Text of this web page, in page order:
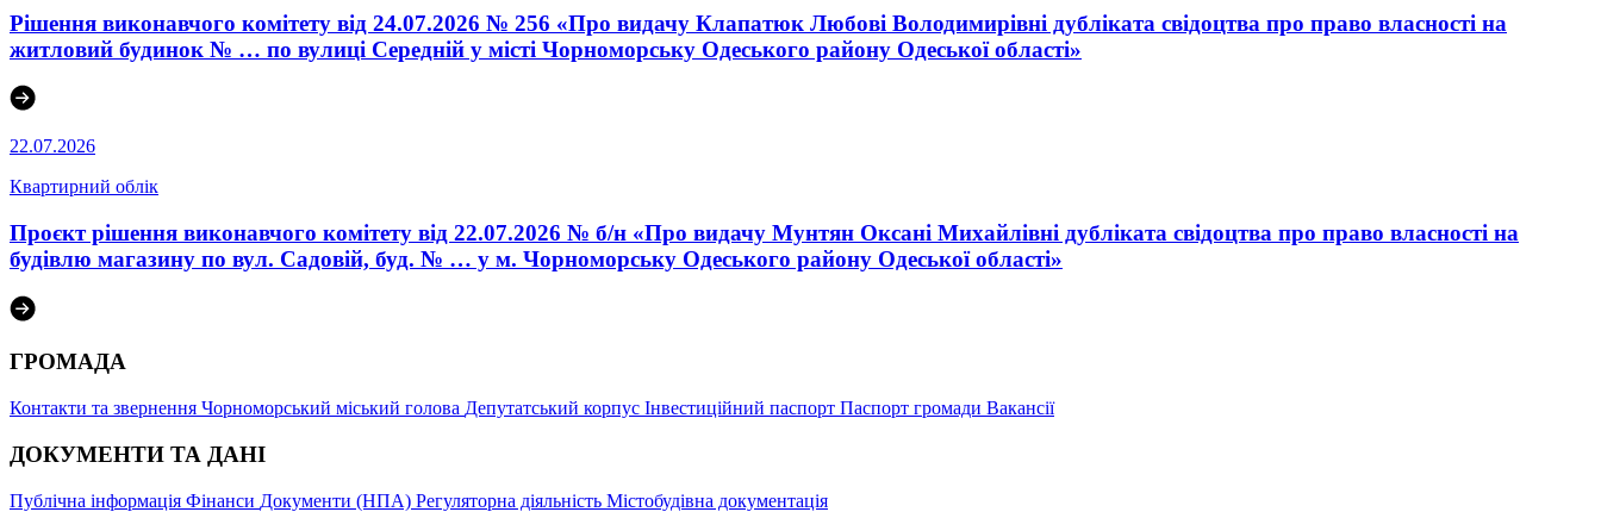
Рішення виконавчого комітету від 24.07.2026 № 256 «Про видачу Клапатюк Любові Володимирівні дубліката свідоцтва про право власності на
житловий будинок № … по вулиці Середній у місті Чорноморську Одеського району Одеської області»
22.07.2026
Квартирний облік
Проєкт рішення виконавчого комітету від 22.07.2026 № б/н «Про видачу Мунтян Оксані Михайлівні дубліката свідоцтва про право власності на
будівлю магазину по вул. Садовій, буд. № … у м. Чорноморську Одеського району Одеської області»
ГРОМАДА
Контакти та звернення Чорноморський міський голова Депутатський корпус Інвестиційний паспорт Паспорт громади Вакансії
ДОКУМЕНТИ ТА ДАНІ
Публічна інформація Фінанси Документи (НПА) Регуляторна діяльність Містобудівна документація